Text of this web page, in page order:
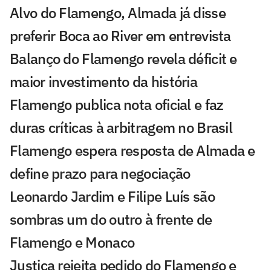
Alvo do Flamengo, Almada já disse
preferir Boca ao River em entrevista
Balanço do Flamengo revela déficit e
maior investimento da história
Flamengo publica nota oficial e faz
duras críticas à arbitragem no Brasil
Flamengo espera resposta de Almada e
define prazo para negociação
Leonardo Jardim e Filipe Luís são
sombras um do outro à frente de
Flamengo e Monaco
Justiça rejeita pedido do Flamengo e